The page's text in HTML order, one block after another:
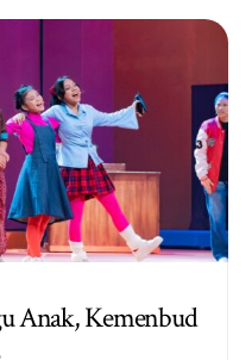
Anak, Kemenbud